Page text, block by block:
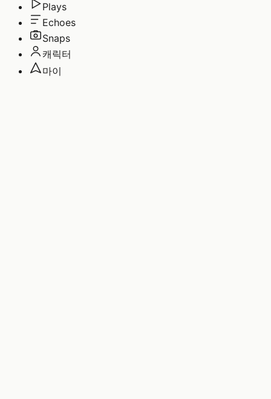
Plays
Echoes
Snaps
캐릭터
마이